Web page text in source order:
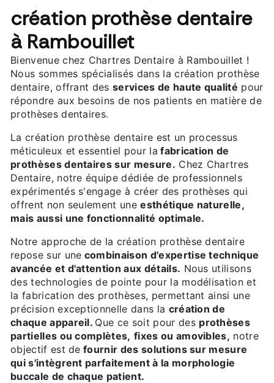
création prothèse dentaire
à Rambouillet
Bienvenue chez Chartres Dentaire à Rambouillet !
Nous sommes spécialisés dans la création prothèse
dentaire, offrant desservices de haute qualité pour
répondre aux besoins de nos patients en matière de
prothèses dentaires.
La création prothèse dentaire est un processus
méticuleux et essentiel pour la fabrication de
prothèses dentaires sur mesure. Chez Chartres
Dentaire, notre équipe dédiée de professionnels
expérimentés s'engage à créer des prothèses qui
offrent non seulement uneesthétique naturelle,
mais aussi une fonctionnalité optimale.
Notre approche de la création prothèse dentaire
repose sur une combinaison d'expertise technique
avancée et d'attention aux détails. Nous utilisons
des technologies de pointe pour la modélisation et
la fabrication des prothèses, permettant ainsi une
précision exceptionnelle dans la création de
chaque appareil. Que ce soit pour des prothèses
partielles ou complètes, fixes ou amovibles, notre
objectif est de fournir des solutions sur mesure
qui s'intègrent parfaitement à la morphologie
buccale de chaque patient.